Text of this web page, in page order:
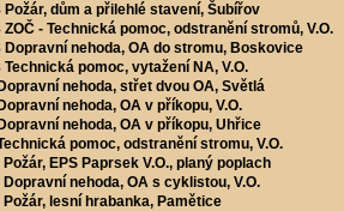
Požár, dům a přilehlé stavení, Šubířov
ZOČ - Technická pomoc, odstranění stromů, V.O.
Dopravní nehoda, OA do stromu, Boskovice
Technická pomoc, vytažení NA, V.O.
nehoda, střet dvou OA, Světlá
nehoda, OA v příkopu, V.O.
nehoda, OA v příkopu, Uhřice
pomoc, odstranění stromu, V.O.
EPS Paprsek V.O., planý poplach
Dopravní nehoda, OA s cyklistou, V.O.
Požár, lesní hrabanka, Pamětice